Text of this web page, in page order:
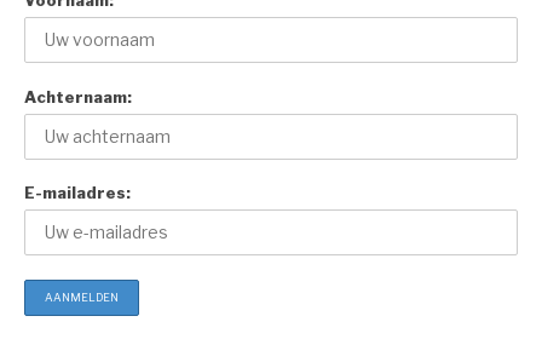
Achternaam:
E-mailadres: